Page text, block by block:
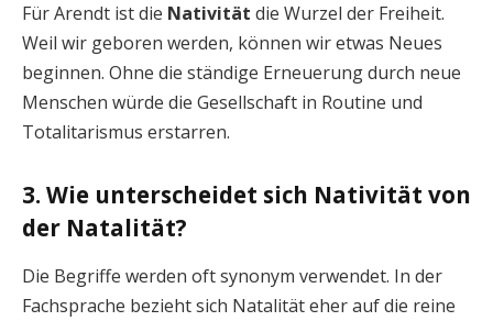
Für Arendt ist die Nativität die Wurzel der Freiheit.
Weil wir geboren werden, können wir etwas Neues
beginnen. Ohne die ständige Erneuerung durch neue
Menschen würde die Gesellschaft in Routine und
Totalitarismus erstarren.
3. Wie unterscheidet sich Nativität von
der Natalität?
Die Begriffe werden oft synonym verwendet. In der
Fachsprache bezieht sich Natalität eher auf die reine